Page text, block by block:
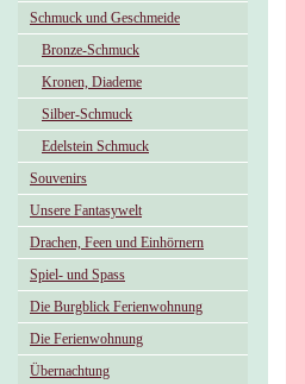
Schmuck und Geschmeide
Bronze-Schmuck
Kronen, Diademe
Silber-Schmuck
Edelstein Schmuck
Souvenirs
Unsere Fantasywelt
Drachen, Feen und Einhörnern
Spiel- und Spass
Die Burgblick Ferienwohnung
Die Ferienwohnung
Übernachtung